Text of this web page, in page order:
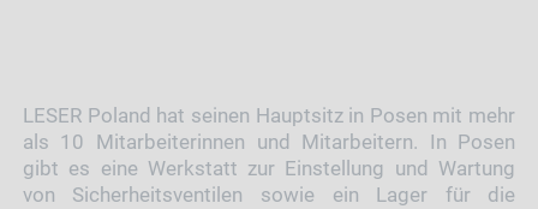
LESER Poland hat seinen Hauptsitz in Posen mit mehr
als 10 Mitarbeiterinnen und Mitarbeitern. In Posen
gibt es eine Werkstatt zur Einstellung und Wartung
von Sicherheitsventilen sowie ein Lager für die